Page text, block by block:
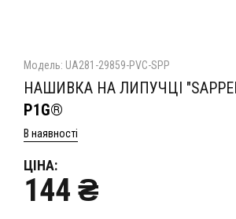
Модель: UA281-29859-PVC-SPP
НАШИВКА НА ЛИПУЧЦІ
P1G®
В наявності
ЦІНА:
144 ₴